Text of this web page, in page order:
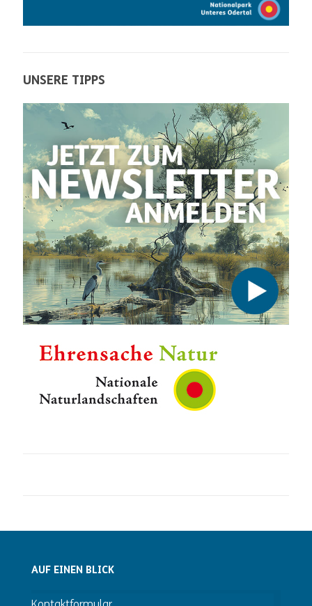
UNSERE TIPPS
AUF EINEN BLICK